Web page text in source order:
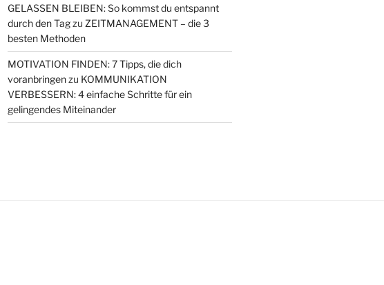
GELASSEN BLEIBEN: So kommst du entspannt
durch den Tagzu ZEITMANAGEMENT – die 3
besten Methoden
MOTIVATION FINDEN: 7 Tipps, die dich
voranbringenzu KOMMUNIKATION
VERBESSERN: 4 einfache Schritte für ein
gelingendes Miteinander